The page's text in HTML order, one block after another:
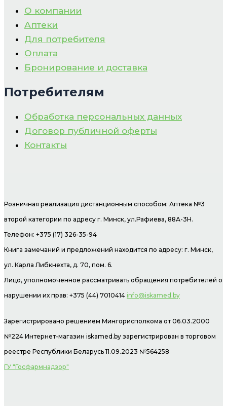
О компании
Аптеки
Для потребителя
Оплата
Бронирование и доставка
Потребителям
Обработка персональных данных
Договор публичной оферты
Контакты
Розничная реализация дистанционным способом: Аптека №3
второй категории по адресу г. Минск, ул.Рафиева, 88А-3Н.
Телефон: +375 (17) 326-35-94
Книга замечаний и предложений находится по адресу: г. Минск,
ул. Карла Либкнехта, д. 70, пом. 6.
Лицо, уполномоченное рассматривать обращения потребителей о
нарушении их прав: +375 (44) 7010414 info@iskamed.by
Зарегистрировано решением Мингорисполкома от 06.03.2000
№224 Интернет-магазин iskamed.by зарегистрирован в торговом
реестре Республики Беларусь 11.09.2023 №564258
ГУ "Госфармнадзор"